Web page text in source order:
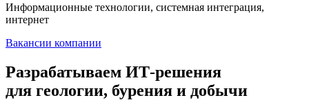
Информационные технологии, системная интеграция,
интернет
Вакансии компании
Разрабатываем ИТ-решения
для геологии, бурения и добычи